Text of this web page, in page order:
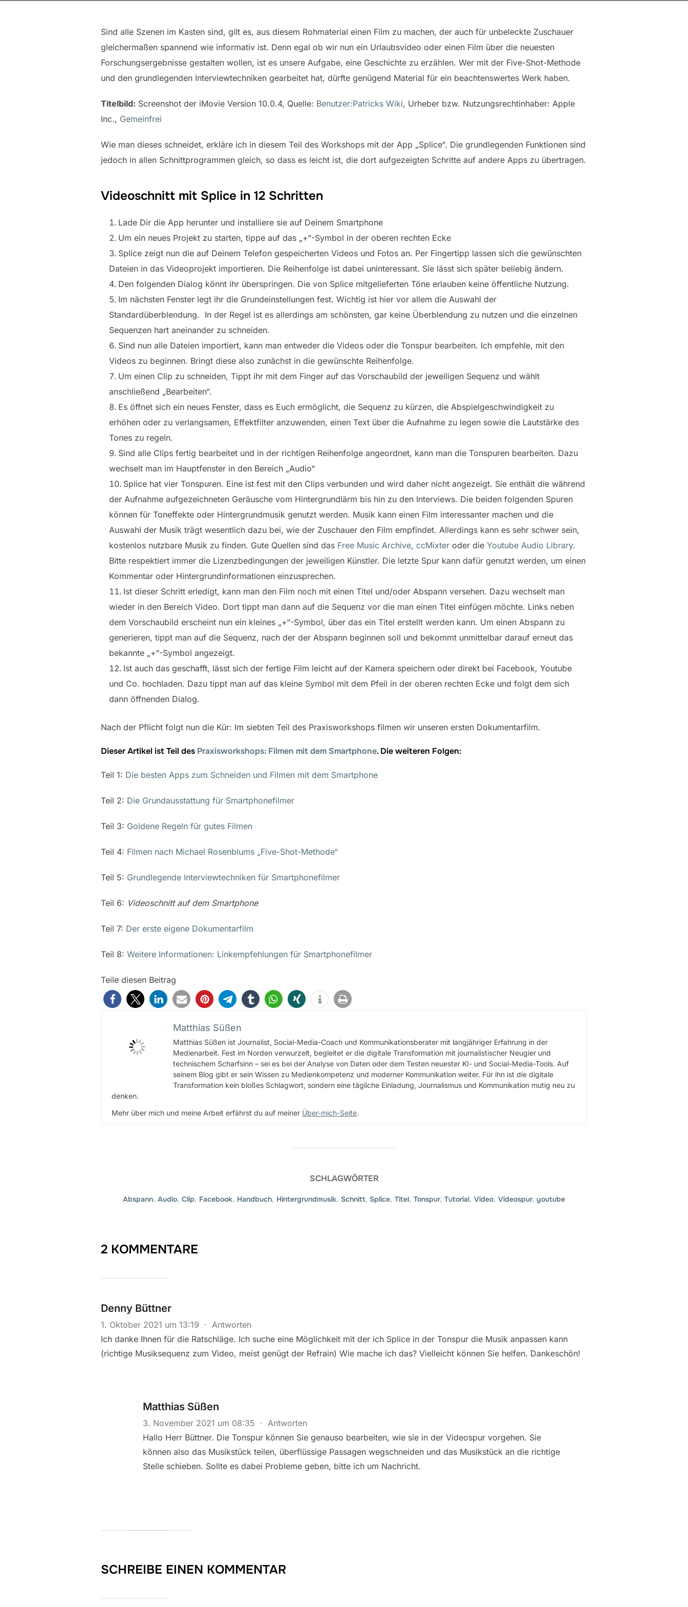
Sind alle Szenen im Kasten sind, gilt es, aus diesem Rohmaterial einen Film zu machen, der auch für unbeleckte Zuschauer
gleichermaßen spannend wie informativ ist. Denn egal ob wir nun ein Urlaubsvideo oder einen Film über die neuesten
Forschungsergebnisse gestalten wollen, ist es unsere Aufgabe, eine Geschichte zu erzählen. Wer mit der Five-Shot-Methode
und den grundlegenden Interviewtechniken gearbeitet hat, dürfte genügend Material für ein beachtenswertes Werk haben.
Titelbild: Screenshot der iMovie Version 10.0.4, Quelle: Benutzer:Patricks Wiki, Urheber bzw. Nutzungsrechtinhaber: Apple
Inc., Gemeinfrei
Wie man dieses schneidet, erkläre ich in diesem Teil des Workshops mit der App „Splice“. Die grundlegenden Funktionen sind
jedoch in allen Schnittprogrammen gleich, so dass es leicht ist, die dort aufgezeigten Schritte auf andere Apps zu übertragen.
Videoschnitt mit Splice in 12 Schritten
Lade Dir die App herunter und installiere sie auf Deinem Smartphone
Um ein neues Projekt zu starten, tippe auf das „+“-Symbol in der oberen rechten Ecke
Splice zeigt nun die auf Deinem Telefon gespeicherten Videos und Fotos an. Per Fingertipp lassen sich die gewünschten
Dateien in das Videoprojekt importieren. Die Reihenfolge ist dabei uninteressant. Sie lässt sich später beliebig ändern.
Den folgenden Dialog könnt ihr überspringen. Die von Splice mitgelieferten Töne erlauben keine öffentliche Nutzung.
Im nächsten Fenster legt ihr die Grundeinstellungen fest. Wichtig ist hier vor allem die Auswahl der
Standardüberblendung. In der Regel ist es allerdings am schönsten, gar keine Überblendung zu nutzen und die einzelnen
Sequenzen hart aneinander zu schneiden.
Sind nun alle Dateien importiert, kann man entweder die Videos oder die Tonspur bearbeiten. Ich empfehle, mit den
Videos zu beginnen. Bringt diese also zunächst in die gewünschte Reihenfolge.
Um einen Clip zu schneiden, Tippt ihr mit dem Finger auf das Vorschaubild der jeweiligen Sequenz und wählt
anschließend „Bearbeiten“.
Es öffnet sich ein neues Fenster, dass es Euch ermöglicht, die Sequenz zu kürzen, die Abspielgeschwindigkeit zu
erhöhen oder zu verlangsamen, Effektfilter anzuwenden, einen Text über die Aufnahme zu legen sowie die Lautstärke des
Tones zu regeln.
Sind alle Clips fertig bearbeitet und in der richtigen Reihenfolge angeordnet, kann man die Tonspuren bearbeiten. Dazu
wechselt man im Hauptfenster in den Bereich „Audio“
Splice hat vier Tonspuren. Eine ist fest mit den Clips verbunden und wird daher nicht angezeigt. Sie enthält die während
der Aufnahme aufgezeichneten Geräusche vom Hintergrundlärm bis hin zu den Interviews. Die beiden folgenden Spuren
können für Toneffekte oder Hintergrundmusik genutzt werden. Musik kann einen Film interessanter machen und die
Auswahl der Musik trägt wesentlich dazu bei, wie der Zuschauer den Film empfindet. Allerdings kann es sehr schwer sein,
kostenlos nutzbare Musik zu finden. Gute Quellen sind das Free Music Archive, ccMixter oder die Youtube Audio Library.
Bitte respektiert immer die Lizenzbedingungen der jeweiligen Künstler. Die letzte Spur kann dafür genutzt werden, um einen
Kommentar oder Hintergrundinformationen einzusprechen.
Ist dieser Schritt erledigt, kann man den Film noch mit einen Titel und/oder Abspann versehen. Dazu wechselt man
wieder in den Bereich Video. Dort tippt man dann auf die Sequenz vor die man einen Titel einfügen möchte. Links neben
dem Vorschaubild erscheint nun ein kleines „+“-Symbol, über das ein Titel erstellt werden kann. Um einen Abspann zu
generieren, tippt man auf die Sequenz, nach der der Abspann beginnen soll und bekommt unmittelbar darauf erneut das
bekannte „+“-Symbol angezeigt.
Ist auch das geschafft, lässt sich der fertige Film leicht auf der Kamera speichern oder direkt bei Facebook, Youtube
und Co. hochladen. Dazu tippt man auf das kleine Symbol mit dem Pfeil in der oberen rechten Ecke und folgt dem sich
dann öffnenden Dialog.
Nach der Pflicht folgt nun die Kür: Im siebten Teil des Praxisworkshops filmen wir unseren ersten Dokumentarfilm.
Dieser Artikel ist Teil des Praxisworkshops: Filmen mit dem Smartphone. Die weiteren Folgen:
Teil 1: Die besten Apps zum Schneiden und Filmen mit dem Smartphone
Teil 2: Die Grundausstattung für Smartphonefilmer
Teil 3: Goldene Regeln für gutes Filmen
Teil 4: Filmen nach Michael Rosenblums „Five-Shot-Methode“
Teil 5: Grundlegende Interviewtechniken für Smartphonefilmer
Teil 6: Videoschnitt auf dem Smartphone
Teil 7: Der erste eigene Dokumentarfilm
Teil 8: Weitere Informationen: Linkempfehlungen für Smartphonefilmer
Teile diesen Beitrag
Matthias Süßen
Matthias Süßen ist Journalist, Social-Media-Coach und Kommunikationsberater mit langjähriger Erfahrung in der
Medienarbeit. Fest im Norden verwurzelt, begleitet er die digitale Transformation mit journalistischer Neugier und
technischem Scharfsinn – sei es bei der Analyse von Daten oder dem Testen neuester KI- und Social-Media-Tools. Auf
seinem Blog gibt er sein Wissen zu Medienkompetenz und moderner Kommunikation weiter. Für ihn ist die digitale
Transformation kein bloßes Schlagwort, sondern eine tägliche Einladung, Journalismus und Kommunikation mutig neu zu
denken.
Mehr über mich und meine Arbeit erfährst du auf meiner Über-mich-Seite.
SCHLAGWÖRTER
Abspann, Audio, Clip, Facebook, Handbuch, Hintergrundmusik, Schnitt, Splice, Titel, Tonspur, Tutorial, Video, Videospur, youtube
2 KOMMENTARE
Denny Büttner
1. Oktober 2021 um 13:19 · Antworten
Ich danke Ihnen für die Ratschläge. Ich suche eine Möglichkeit mit der ich Splice in der Tonspur die Musik anpassen kann
(richtige Musiksequenz zum Video, meist genügt der Refrain) Wie mache ich das? Vielleicht können Sie helfen. Dankeschön!
Matthias Süßen
3. November 2021 um 08:35 · Antworten
Hallo Herr Büttner. Die Tonspur können Sie genauso bearbeiten, wie sie in der Videospur vorgehen. Sie
können also das Musikstück teilen, überflüssige Passagen wegschneiden und das Musikstück an die richtige
Stelle schieben. Sollte es dabei Probleme geben, bitte ich um Nachricht.
SCHREIBE EINEN KOMMENTAR